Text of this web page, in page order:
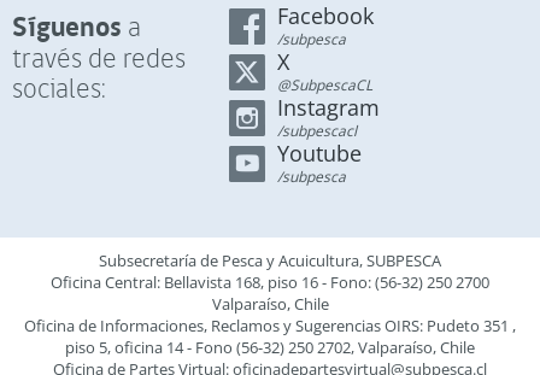
Síguenos a
través de redes
sociales:
Facebook
/subpesca
X
@SubpescaCL
Instagram
/subpescacl
Youtube
/subpesca
Subsecretaría de Pesca y Acuicultura, SUBPESCA
Oficina Central: Bellavista 168, piso 16 - Fono: (56-32) 250 2700
Valparaíso, Chile
Oficina de Informaciones, Reclamos y Sugerencias OIRS: Pudeto 351 ,
piso 5, oficina 14 - Fono (56-32) 250 2702, Valparaíso, Chile
Oficina de Partes Virtual:oficinadepartesvirtual@subpesca.cl